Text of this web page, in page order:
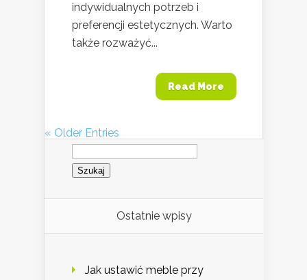
indywidualnych potrzeb i
preferencji estetycznych. Warto
także rozważyć...
Read More
« Older Entries
Szukaj:
Ostatnie wpisy
Jak ustawić meble przy